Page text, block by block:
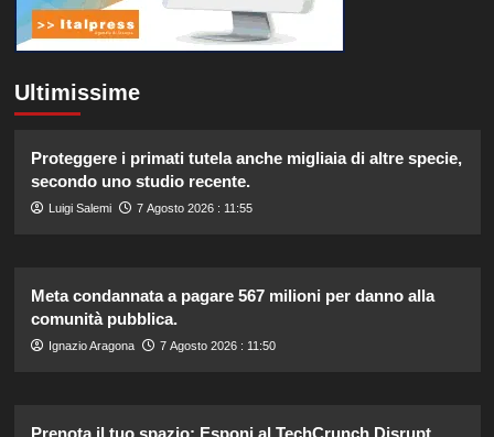
Ultimissime
Proteggere i primati tutela anche migliaia di altre specie,
secondo uno studio recente.
Luigi Salemi 7 Agosto 2026 : 11:55
Meta condannata a pagare 567 milioni per danno alla
comunità pubblica.
Ignazio Aragona 7 Agosto 2026 : 11:50
Prenota il tuo spazio: Esponi al TechCrunch Disrupt